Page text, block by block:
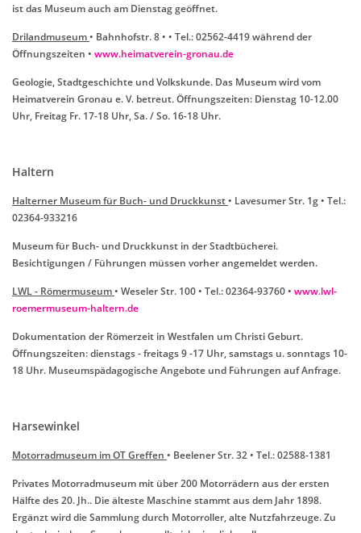
ist das Museum auch am Dienstag geöffnet.
Drilandmuseum• Bahnhofstr. 8 • • Tel.: 02562-4419 während der
Öffnungszeiten • www.heimatverein-gronau.de
Geologie, Stadtgeschichte und Volkskunde. Das Museum wird vom
Heimatverein Gronau e. V. betreut. Öffnungszeiten: Dienstag 10-12.00
Uhr, Freitag Fr. 17-18 Uhr, Sa. / So. 16-18 Uhr.
Haltern
Halterner Museum für Buch- und Druckkunst• Lavesumer Str. 1g • Tel.:
02364-933216
Museum für Buch- und Druckkunst in der Stadtbücherei.
Besichtigungen / Führungen müssen vorher angemeldet werden.
LWL - Römermuseum• Weseler Str. 100 • Tel.: 02364-93760 • www.lwl-
roemermuseum-haltern.de
Dokumentation der Römerzeit in Westfalen um Christi Geburt.
Öffnungszeiten: dienstags - freitags 9 -17 Uhr, samstags u. sonntags 10-
18 Uhr. Museumspädagogische Angebote und Führungen auf Anfrage.
Harsewinkel
Motorradmuseum im OT Greffen • Beelener Str. 32 • Tel.: 02588-1381
Privates Motorradmuseum mit über 200 Motorrädern aus der ersten
Hälfte des 20. Jh.. Die älteste Maschine stammt aus dem Jahr 1898.
Ergänzt wird die Sammlung durch Motorroller, alte Nutzfahrzeuge. Zu